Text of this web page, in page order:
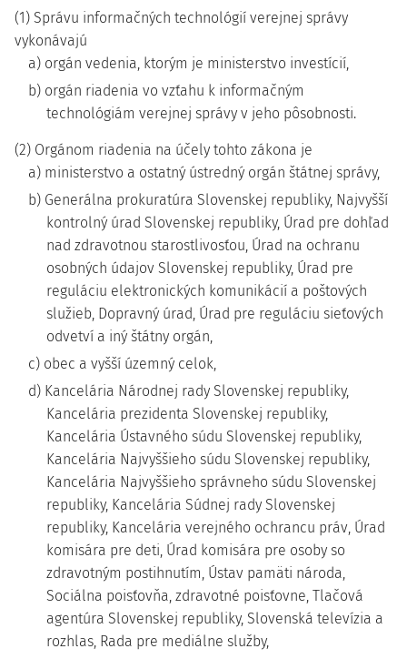
(1) Správu informačných technológií verejnej správy
vykonávajú
a) orgán vedenia, ktorým je ministerstvo investícií,
b) orgán riadenia vo vzťahu k informačným
technológiám verejnej správy v jeho pôsobnosti.
(2) Orgánom riadenia na účely tohto zákona je
a) ministerstvo a ostatný ústredný orgán štátnej správy,
b) Generálna prokuratúra Slovenskej republiky, Najvyšší
kontrolný úrad Slovenskej republiky, Úrad pre dohľad
nad zdravotnou starostlivosťou, Úrad na ochranu
osobných údajov Slovenskej republiky, Úrad pre
reguláciu elektronických komunikácií a poštových
služieb, Dopravný úrad, Úrad pre reguláciu sieťových
odvetví a iný štátny orgán,
c) obec a vyšší územný celok,
d) Kancelária Národnej rady Slovenskej republiky,
Kancelária prezidenta Slovenskej republiky,
Kancelária Ústavného súdu Slovenskej republiky,
Kancelária Najvyššieho súdu Slovenskej republiky,
Kancelária Najvyššieho správneho súdu Slovenskej
republiky, Kancelária Súdnej rady Slovenskej
republiky, Kancelária verejného ochrancu práv, Úrad
komisára pre deti, Úrad komisára pre osoby so
zdravotným postihnutím, Ústav pamäti národa,
Sociálna poisťovňa, zdravotné poisťovne, Tlačová
agentúra Slovenskej republiky, Slovenská televízia a
rozhlas, Rada pre mediálne služby,